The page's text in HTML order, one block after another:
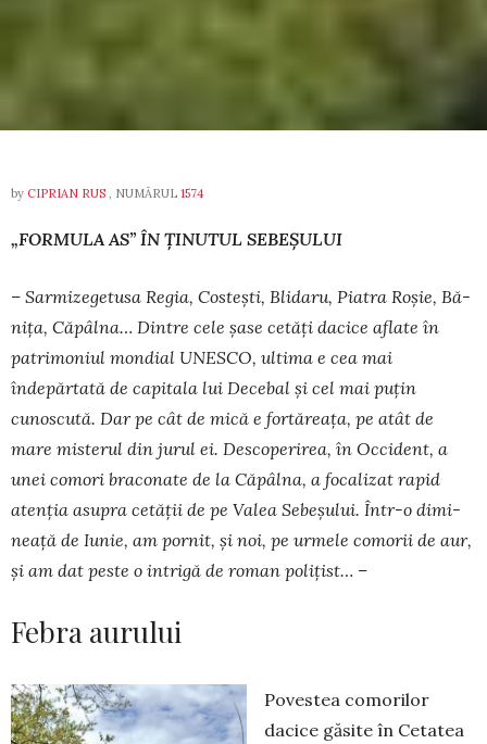
by CIPRIAN RUS , NUMĂRUL 1574
„FORMULA AS” ÎN ȚINUTUL SEBEȘULUI
– Sarmizegetusa Regia, Costești, Blidaru, Piatra Roșie, Bă­
nița, Căpâlna… Dintre cele șase cetăți dacice aflate în
patrimo­niul mondial UNESCO, ultima e cea mai
îndepărtată de capitala lui Decebal și cel mai puțin
cunoscută. Dar pe cât de mică e fortăreața, pe atât de
mare misterul din ju­rul ei. Descoperirea, în Occident, a
unei comori braconate de la Căpâlna, a focalizat rapid
atenția asupra cetății de pe Valea Sebeșului. Într-o dimi­
neață de Iunie, am pornit, și noi, pe urmele co­morii de aur,
și am dat peste o intrigă de roman polițist… –
Febra aurului
Povestea comorilor
dacice găsite în Cetatea